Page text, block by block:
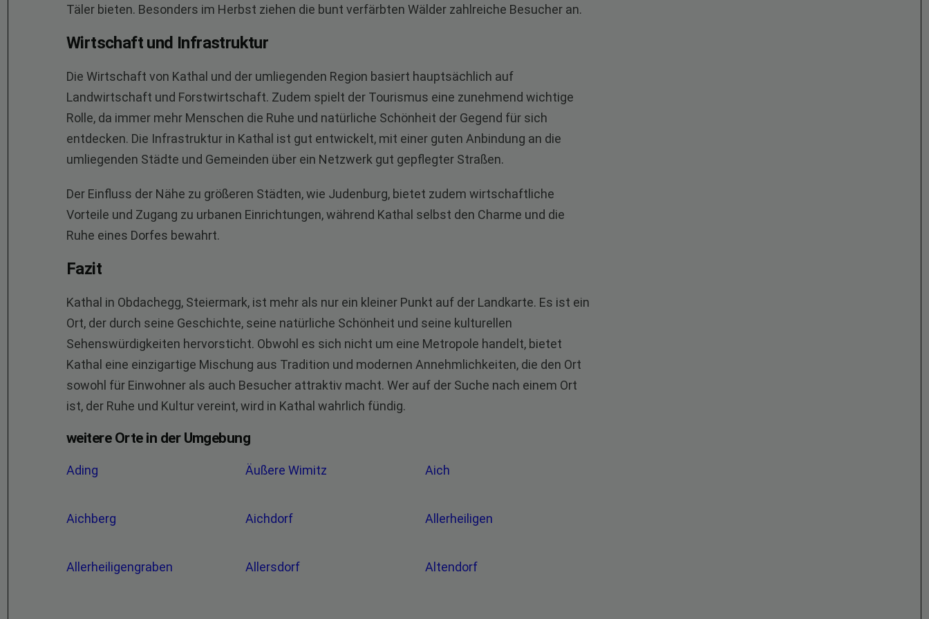
Täler bieten. Besonders im Herbst ziehen die bunt verfärbten Wälder zahlreiche Besucher an.
Wirtschaft und Infrastruktur
Die Wirtschaft von Kathal und der umliegenden Region basiert hauptsächlich auf
Landwirtschaft und Forstwirtschaft. Zudem spielt der Tourismus eine zunehmend wichtige
Rolle, da immer mehr Menschen die Ruhe und natürliche Schönheit der Gegend für sich
entdecken. Die Infrastruktur in Kathal ist gut entwickelt, mit einer guten Anbindung an die
umliegenden Städte und Gemeinden über ein Netzwerk gut gepflegter Straßen.
Der Einfluss der Nähe zu größeren Städten, wie Judenburg, bietet zudem wirtschaftliche
Vorteile und Zugang zu urbanen Einrichtungen, während Kathal selbst den Charme und die
Ruhe eines Dorfes bewahrt.
Fazit
Kathal in Obdachegg, Steiermark, ist mehr als nur ein kleiner Punkt auf der Landkarte. Es ist ein
Ort, der durch seine Geschichte, seine natürliche Schönheit und seine kulturellen
Sehenswürdigkeiten hervorsticht. Obwohl es sich nicht um eine Metropole handelt, bietet
Kathal eine einzigartige Mischung aus Tradition und modernen Annehmlichkeiten, die den Ort
sowohl für Einwohner als auch Besucher attraktiv macht. Wer auf der Suche nach einem Ort
ist, der Ruhe und Kultur vereint, wird in Kathal wahrlich fündig.
weitere Orte in der Umgebung
Ading Äußere Wimitz Aich
Aichberg Aichdorf Allerheiligen
Allerheiligengraben Allersdorf Altendorf